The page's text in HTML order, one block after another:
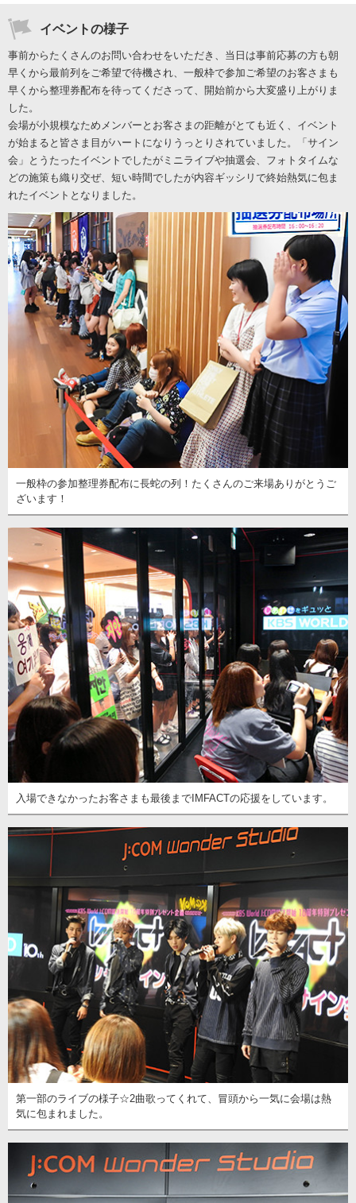
イベントの様子
事前からたくさんのお問い合わせをいただき、当日は事前応募の方も朝
早くから最前列をご希望で待機され、一般枠で参加ご希望のお客さまも
早くから整理券配布を待ってくださって、開始前から大変盛り上がりま
した。
会場が小規模なためメンバーとお客さまの距離がとても近く、イベント
が始まると皆さま目がハートになりうっとりされていました。「サイン
会」とうたったイベントでしたがミニライブや抽選会、フォトタイムな
どの施策も織り交ぜ、短い時間でしたが内容ギッシリで終始熱気に包ま
れたイベントとなりました。
一般枠の参加整理券配布に長蛇の列！たくさんのご来場ありがとうご
ざいます！
入場できなかったお客さまも最後までIMFACTの応援をしています。
第一部のライブの様子☆2曲歌ってくれて、冒頭から一気に会場は熱
気に包まれました。